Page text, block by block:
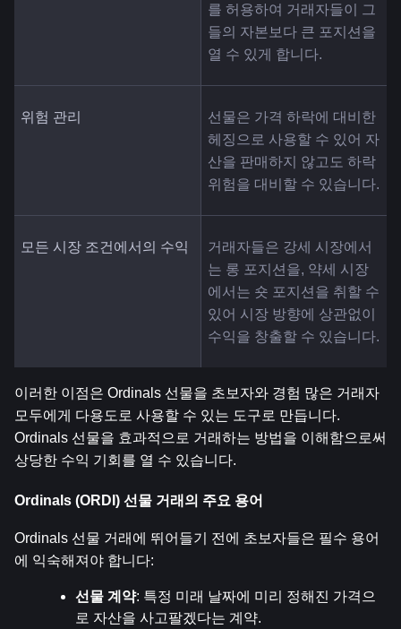
를 허용하여 거래자들이 그
들의 자본보다 큰 포지션을
열 수 있게 합니다.
위험 관리
선물은 가격 하락에 대비한
헤징으로 사용할 수 있어 자
산을 판매하지 않고도 하락
위험을 대비할 수 있습니다.
모든 시장 조건에서의 수익
거래자들은 강세 시장에서
는 롱 포지션을, 약세 시장
에서는 숏 포지션을 취할 수
있어 시장 방향에 상관없이
수익을 창출할 수 있습니다.
이러한 이점은 Ordinals 선물을 초보자와 경험 많은 거래자
모두에게 다용도로 사용할 수 있는 도구로 만듭니다.
Ordinals 선물을 효과적으로 거래하는 방법을 이해함으로써
상당한 수익 기회를 열 수 있습니다.
Ordinals (ORDI) 선물 거래의 주요 용어
Ordinals 선물 거래에 뛰어들기 전에 초보자들은 필수 용어
에 익숙해져야 합니다:
선물 계약: 특정 미래 날짜에 미리 정해진 가격으
로 자산을 사고팔겠다는 계약.